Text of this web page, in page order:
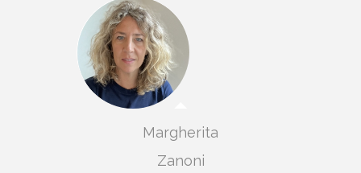
Margherita
Zanoni